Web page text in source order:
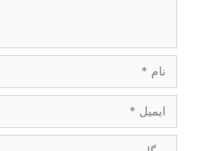
ایمیل
وبگاه